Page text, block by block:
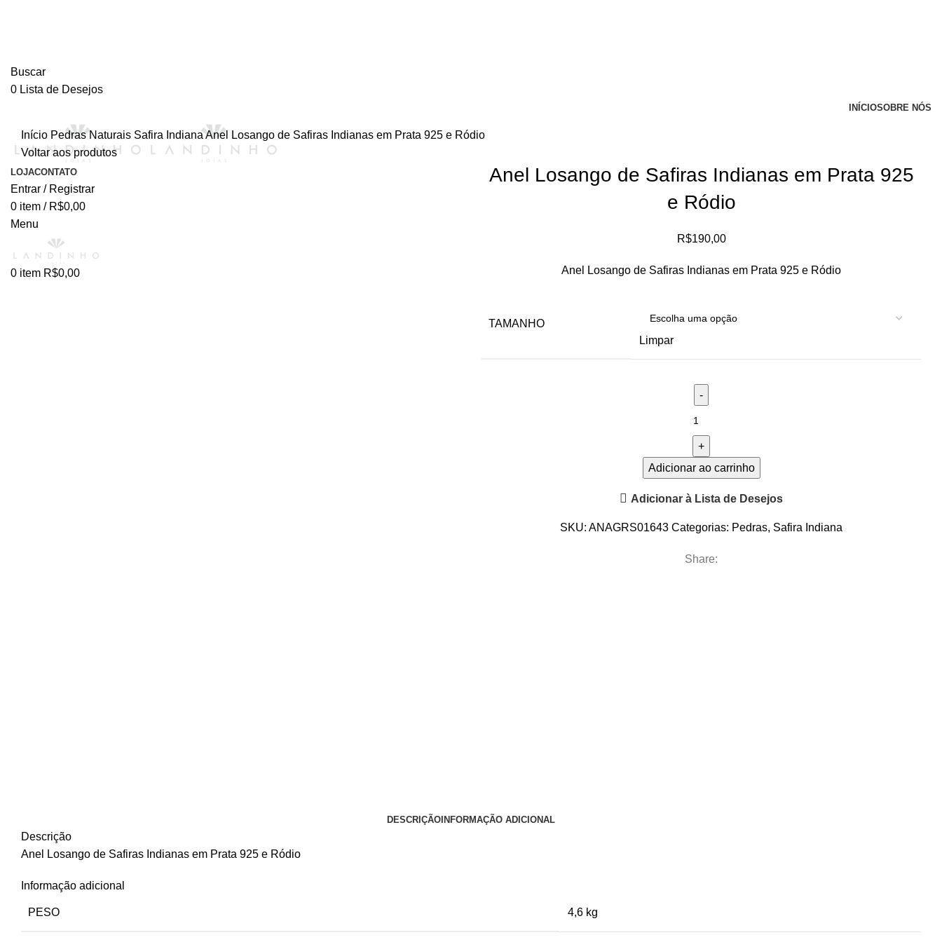
Buscar
0 Lista de Desejos
INÍCIOSOBRE NÓS
LOJACONTATO
Entrar / Registrar
0 item / R$0,00
Menu
0 item R$0,00
Início Pedras Naturais Safira IndianaAnel Losango de Safiras Indianas em Prata 925 e Ródio
Voltar aos produtos
Anel Losango de Safiras Indianas em Prata 925
e Ródio
R$190,00
Anel Losango de Safiras Indianas em Prata 925 e Ródio
TAMANHO
Limpar
Adicionar ao carrinho
Adicionar à Lista de Desejos
SKU: ANAGRS01643 Categorias: Pedras, Safira Indiana
Share:
DESCRIÇÃOINFORMAÇÃO ADICIONAL
Descrição
Anel Losango de Safiras Indianas em Prata 925 e Ródio
Informação adicional
PESO 4,6 kg